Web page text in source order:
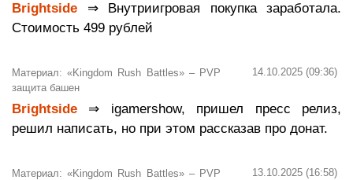
Brightside ⇒ Внутриигровая покупка заработала.
Стоимость 499 рублей
14.10.2025 (09:36)
Материал: «Kingdom Rush Battles» – PVP
защита башен
Brightside ⇒ igamershow, пришел пресс релиз,
решил написать, но при этом рассказав про донат.
13.10.2025 (16:58)
Материал: «Kingdom Rush Battles» – PVP